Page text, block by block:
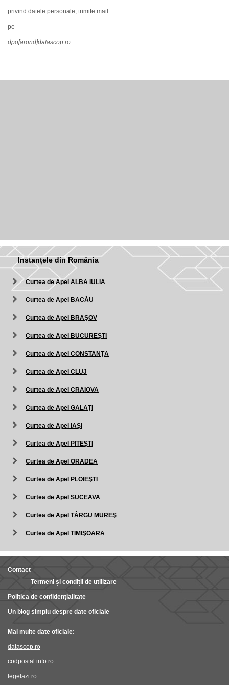
privind datele personale, trimite mail
pe
dpo[arond]datascop.ro
Instanțele din România
Curtea de Apel ALBA IULIA
Curtea de Apel BACĂU
Curtea de Apel BRAŞOV
Curtea de Apel BUCUREŞTI
Curtea de Apel CONSTANŢA
Curtea de Apel CLUJ
Curtea de Apel CRAIOVA
Curtea de Apel GALAŢI
Curtea de Apel IAŞI
Curtea de Apel PITEŞTI
Curtea de Apel ORADEA
Curtea de Apel PLOIEŞTI
Curtea de Apel SUCEAVA
Curtea de Apel TÂRGU MUREŞ
Curtea de Apel TIMIŞOARA
Contact
Termeni și condiții de utilizare
Politica de confidențialitate
Un blog simplu despre date oficiale
Mai multe date oficiale:
datascop.ro
codpostal.info.ro
legelazi.ro